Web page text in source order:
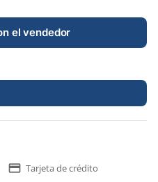
el vendedor
payment Tarjeta de crédito